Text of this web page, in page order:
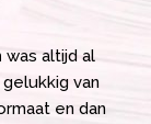
was altijd al
van
en dan